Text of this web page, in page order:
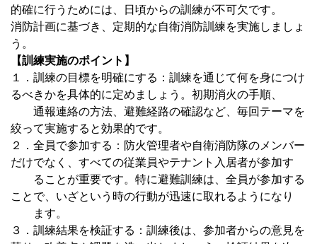
的確に行うためには、日頃からの訓練が不可欠です。
消防計画に基づき、定期的な自衛消防訓練を実施しましょ
う。
【訓練実施のポイント】
１．訓練の目標を明確にする：訓練を通じて何を身につけ
るべきかを具体的に定めましょう。初期消火の手順、
通報連絡の方法、避難経路の確認など、毎回テーマを
絞って実施すると効果的です。
２．全員で参加する：防火管理者や自衛消防隊のメンバー
だけでなく、すべての従業員やテナント入居者が参加す
ることが重要です。特に避難訓練は、全員が参加する
ことで、いざという時の行動が迅速に取れるようになり
ます。
３．訓練結果を検証する：訓練後は、参加者からの意見を